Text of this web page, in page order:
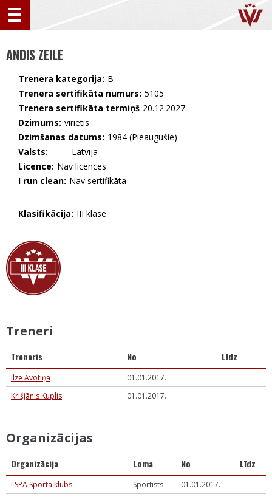
ANDIS ZEILE
Trenera kategorija: B
Trenera sertifikāta numurs: 5105
Trenera sertifikāta termiņš 20.12.2027.
Dzimums: vīrietis
Dzimšanas datums: 1984 (Pieaugušie)
Valsts:
🇱🇻 Latvija
Licence: Nav licences
I run clean: Nav sertifikāta
Klasifikācija: III klase
Treneri
Treneris No Līdz
Ilze Avotiņa
01.01.2017.
Krišjānis Kuplis
01.01.2017.
Organizācijas
Organizācija Loma No Līdz
LSPA Sporta klubs Sportists
01.01.2017.